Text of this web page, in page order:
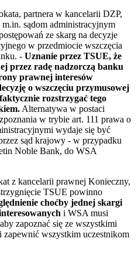
partnera w kancelarii DZP,
sądom administracyjnym
ze skarg na decyzje
w przedmiocie wszczęcia
- Uznanie przez TSUE, że
przez radę nadzorczą banku
prawnej interesów
o wszczęciu przymusowej
rozstrzygać tego
Alternatywa w postaci
w trybie art. 111 prawa o
wydaje się być
sąd krajowy - w przypadku
Noble Bank, do WSA
z kancelarii prawnej Konieczny,
TSUE powinno
choćby jednej skargi
i WSA musi
zapoznać się ze wszystkimi
wszystkim uczestnikom